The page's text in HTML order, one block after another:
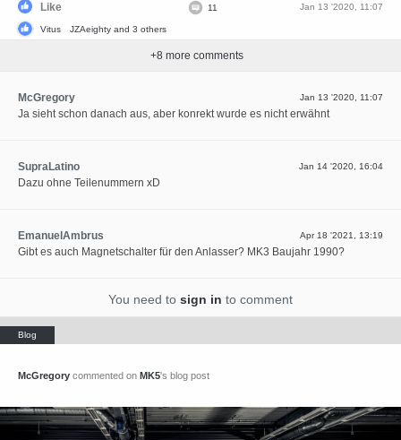
Jan 13 '2020, 11:07
Like
Vitus JZAeighty and 3 others
11
+8 more comments
Jan 13 '2020, 11:07
McGregory
Ja sieht schon danach aus, aber konrekt wurde es nicht erwähnt
Jan 14 '2020, 16:04
SupraLatino
Dazu ohne Teilenummern xD
Apr 18 '2021, 13:19
EmanuelAmbrus
Gibt es auch Magnetschalter für den Anlasser? MK3 Baujahr 1990?
You need to sign in to comment
McGregory commented on MK5's blog post